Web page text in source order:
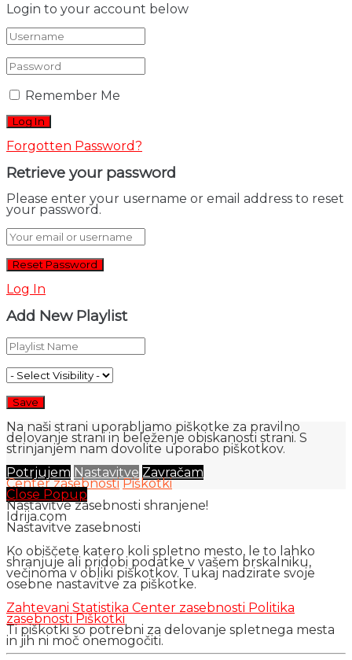
Login to your account below
Remember Me
Forgotten Password?
Retrieve your password
Please enter your username or email address to reset
your password.
Log In
Add New Playlist
Na naši strani uporabljamo piškotke za pravilno
delovanje strani in beleženje obiskanosti strani. S
strinjanjem nam dovolite uporabo piškotkov.
Potrjujem Nastavitve Zavračam
Center zasebnosti Piškotki
Close Popup
Nastavitve zasebnosti shranjene!
Idrija.com
Nastavitve zasebnosti
Ko obiščete katero koli spletno mesto, le to lahko
shranjuje ali pridobi podatke v vašem brskalniku,
večinoma v obliki piškotkov. Tukaj nadzirate svoje
osebne nastavitve za piškotke.
Zahtevani Statistika Center zasebnosti Politika
zasebnostiPiškotki
Ti piškotki so potrebni za delovanje spletnega mesta
in jih ni moč onemogočiti.